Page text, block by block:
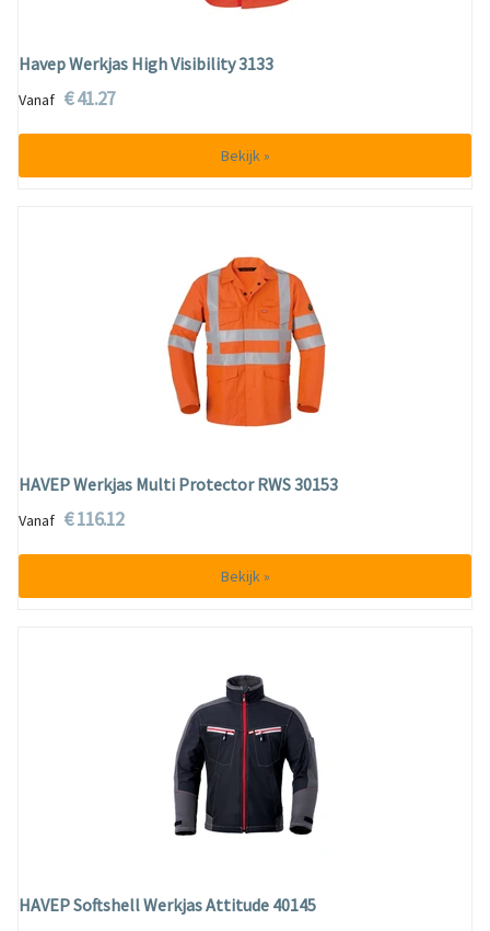
Havep Werkjas High Visibility 3133
Vanaf € 41.27
Bekijk »
HAVEP Werkjas Multi Protector RWS 30153
Vanaf € 116.12
Bekijk »
HAVEP Softshell Werkjas Attitude 40145